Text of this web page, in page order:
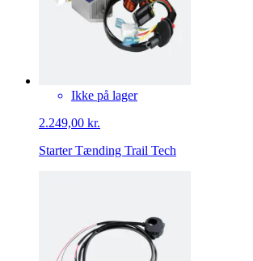
Ikke på lager
2.249,00 kr.
Starter Tænding Trail Tech